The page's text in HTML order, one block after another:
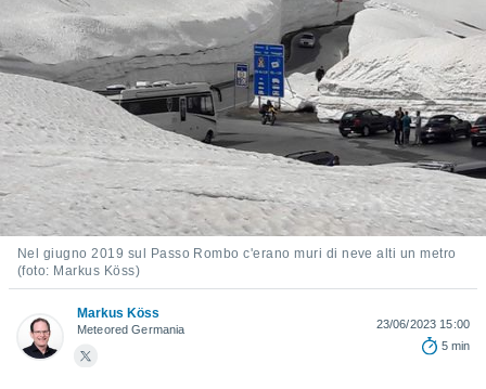
simili,
di
la
per
a
clic sul
è
al sito
CONTINUA
IMPOSTAZIONI
Nel giugno 2019 sul Passo Rombo c'erano muri di neve alti un metro
(foto: Markus Köss)
Markus Köss
Meteored Germania
23/06/2023 15:00
5 min